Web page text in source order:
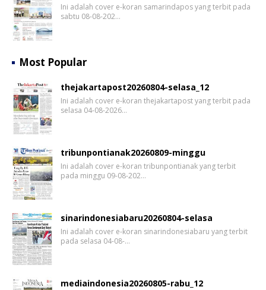
Ini adalah cover e-koran samarindapos yang terbit pada
sabtu 08-08-202…
Most Popular
thejakartapost20260804-selasa_12
Ini adalah cover e-koran thejakartapost yang terbit pada
selasa 04-08-2026…
tribunpontianak20260809-minggu
Ini adalah cover e-koran tribunpontianak yang terbit
pada minggu 09-08-202…
sinarindonesiabaru20260804-selasa
Ini adalah cover e-koran sinarindonesiabaru yang terbit
pada selasa 04-08-…
mediaindonesia20260805-rabu_12